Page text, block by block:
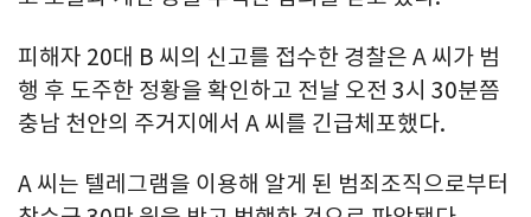
피해자 20대 B 씨의 신고를 접수한 경찰은 A 씨가 범
행 후 도주한 정황을 확인하고 전날 오전 3시 30분쯤
충남 천안의 주거지에서 A 씨를 긴급체포했다.
A 씨는 텔레그램을 이용해 알게 된 범죄조직으로부터